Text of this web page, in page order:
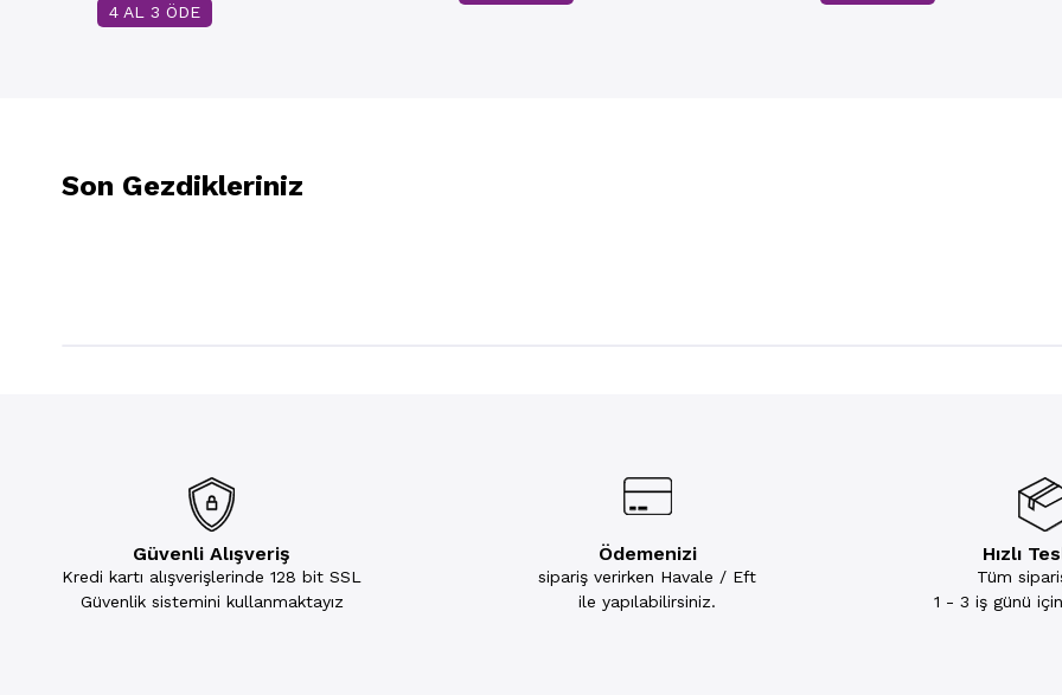
4 AL 3 ÖDE
Son Gezdikleriniz
Güvenli Alışveriş
Kredi kartı alışverişlerinde 128 bit SSL
Güvenlik sistemini kullanmaktayız
Ödemenizi
sipariş verirken Havale / Eft
ile yapılabilirsiniz.
Hızlı
Tüm
1 - 3 iş günü